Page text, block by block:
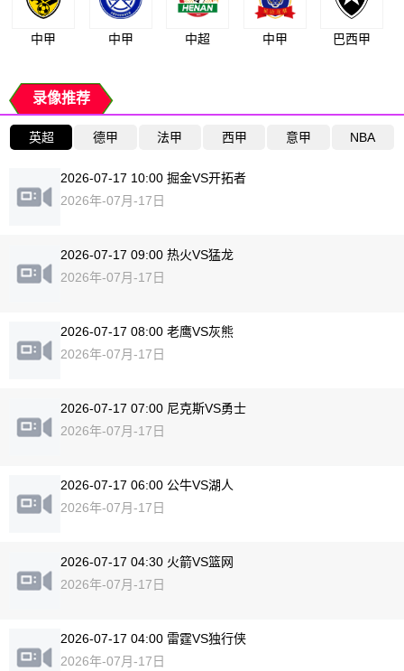
中甲 中甲 中超 中甲 巴西甲
录像推荐
英超 德甲 法甲 西甲 意甲 NBA
2026-07-17 10:00 掘金VS开拓者
2026年-07月-17日
2026-07-17 09:00 热火VS猛龙
2026年-07月-17日
2026-07-17 08:00 老鹰VS灰熊
2026年-07月-17日
2026-07-17 07:00 尼克斯VS勇士
2026年-07月-17日
2026-07-17 06:00 公牛VS湖人
2026年-07月-17日
2026-07-17 04:30 火箭VS篮网
2026年-07月-17日
2026-07-17 04:00 雷霆VS独行侠
2026年-07月-17日